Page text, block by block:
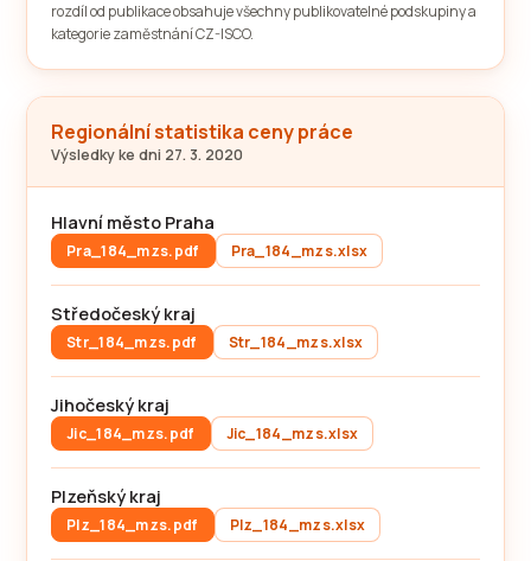
rozdíl od publikace obsahuje všechny publikovatelné podskupiny a
kategorie zaměstnání CZ-ISCO.
Regionální statistika ceny práce
Výsledky ke dni 27. 3. 2020
Hlavní město Praha
Pra_184_mzs.pdf Pra_184_mzs.xlsx
Středočeský kraj
Str_184_mzs.pdf Str_184_mzs.xlsx
Jihočeský kraj
Jic_184_mzs.pdf Jic_184_mzs.xlsx
Plzeňský kraj
Plz_184_mzs.pdf Plz_184_mzs.xlsx